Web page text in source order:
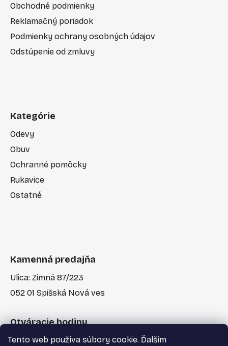
Tento web používa súbory cookie. Ďalším
Obchodné podmienky
Reklamačný poriadok
Podmienky ochrany osobných údajov
Odstúpenie od zmluvy
Kategórie
Odevy
Obuv
Ochranné pomôcky
Rukavice
Ostatné
Kamenná predajňa
Ulica: Zimná 87/223
052 01 Spišská Nová ves
Otváracie hodiny
Po-Pia: 7:30 - 17:00